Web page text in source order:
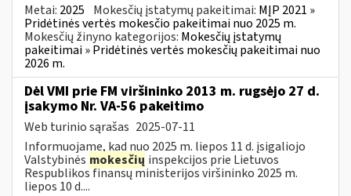
Metai: 2025 Mokesčių įstatymų pakeitimai: MĮP 2021 »
Pridėtinės vertės mokesčio pakeitimai nuo 2025 m.
Mokesčių žinyno kategorijos: Mokesčių įstatymų
pakeitimai » Pridėtinės vertės mokesčių pakeitimai nuo
2026 m.
Dėl VMI prie FM viršininko 2013 m. rugsėjo 27 d.
įsakymo Nr. VA-56 pakeitimo
Web turinio sąrašas 2025-07-11
Informuojame, kad nuo 2025 m. liepos 11 d. įsigaliojo
Valstybinės mokesčių inspekcijos prie Lietuvos
Respublikos finansų ministerijos viršininko 2025 m.
liepos 10 d....